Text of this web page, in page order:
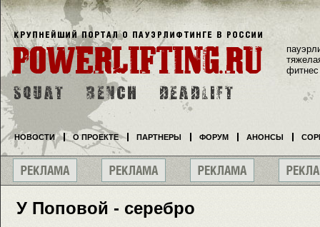
У Поповой - серебро
фитнес
НОВОСТИ О ПРОЕКТЕ ПАРТНЕРЫ ФОРУМ АНОНСЫ